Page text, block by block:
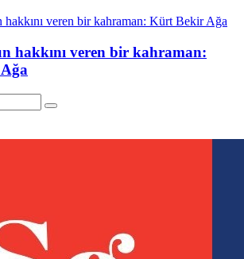
hakkını veren bir kahraman: